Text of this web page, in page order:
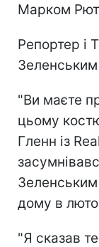
Марком
Репортер і
"Ви маєте
цьому
Гленн із
Зеленським
дому в
"Я сказав